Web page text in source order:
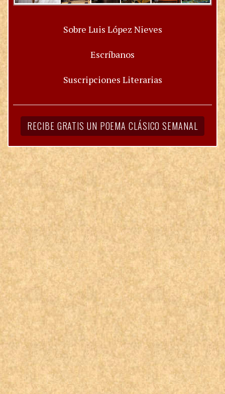
Sobre Luis López Nieves
Escríbanos
Suscripciones Literarias
RECIBE GRATIS UN POEMA CLÁSICO SEMANAL